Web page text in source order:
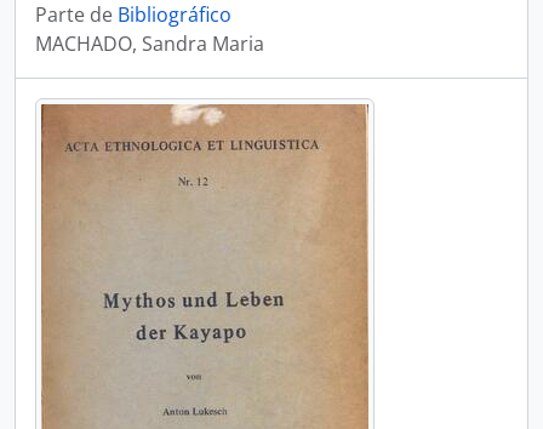
Parte de Bibliográfico
MACHADO, Sandra Maria